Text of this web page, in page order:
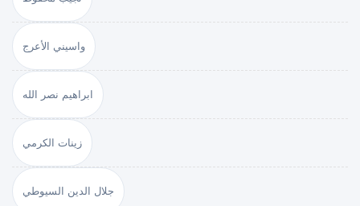
واسيني الأعرج
ابراهيم نصر الله
زينات الكرمي
جلال الدين السيوطي